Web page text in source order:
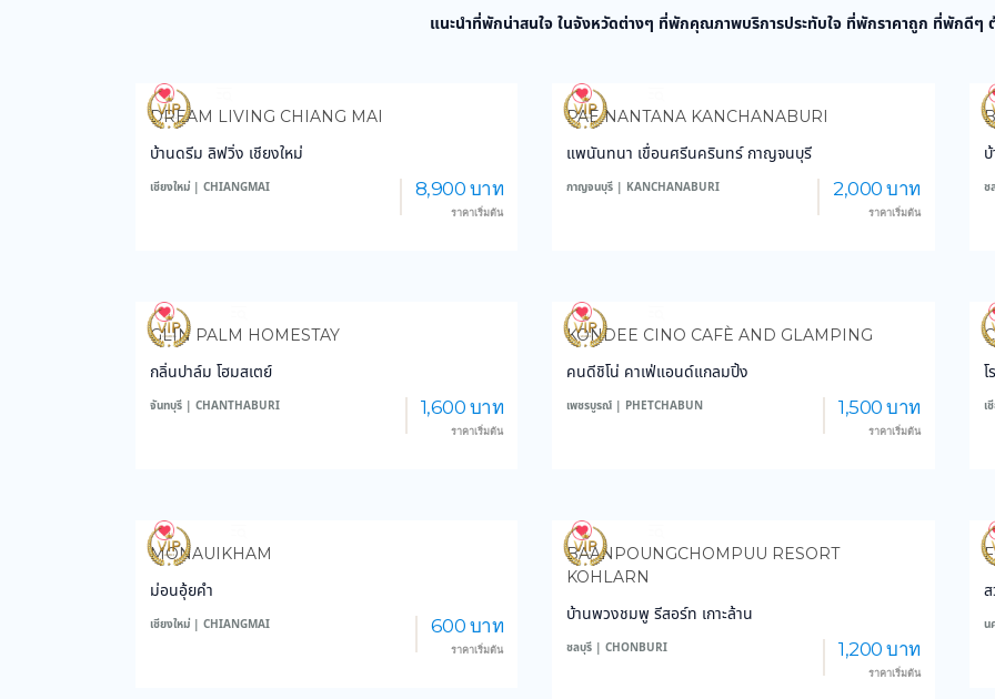
แนะนำที่พักน่าสนใจ ในจังหวัดต่างๆ ที่พักคุณภาพบริการประทับใจ ที่พักราคาถูก ที่พักดีๆ
962
DREAM LIVING CHIANG MAI
บ้านดรีม ลิฟวิ่ง เชียงใหม่
เชียงใหม่ | CHIANGMAI 8,900 บาท
ราคาเริ่มต้น
3,865
PAE NANTANA KANCHANABURI
แพนันทนา เขื่อนศรีนครินทร์ กาญจนบุรี
กาญจนบุรี | KANCHANABURI 2,000 บาท
ราคาเริ่มต้น
ช
3,760
GLIN PALM HOMESTAY
กลิ่นปาล์ม โฮมสเตย์
จันทบุรี | CHANTHABURI 1,600 บาท
ราคาเริ่มต้น
3,166
KONDEE CINO CAFÈ AND GLAMPING
คนดีชิโน่ คาเฟ่แอนด์แกลมปิ้ง
เพชรบูรณ์ | PHETCHABUN 1,500 บาท
ราคาเริ่มต้น
เ
3,976
MONAUIKHAM
ม่อนอุ้ยคำ
เชียงใหม่ | CHIANGMAI 600 บาท
ราคาเริ่มต้น
4,177
BAANPOUNGCHOMPUU RESORT
KOHLARN
บ้านพวงชมพู รีสอร์ท เกาะล้าน
ชลบุรี | CHONBURI 1,200 บาท
ราคาเริ่มต้น
น